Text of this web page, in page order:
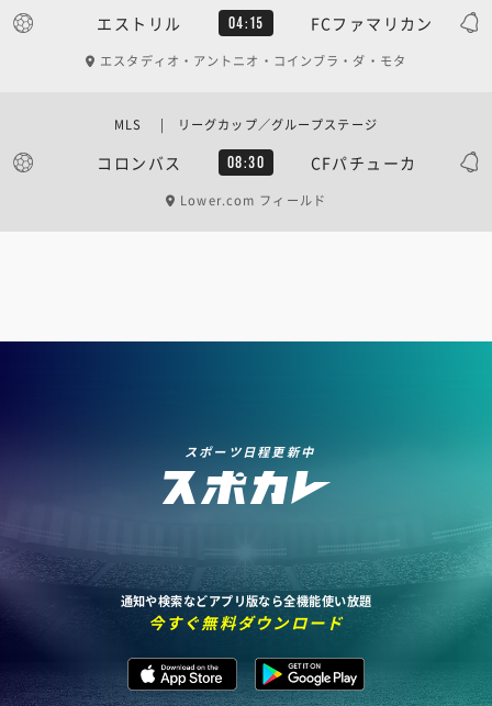
エストリル 04:15 FCファマリカン
エスタディオ・アントニオ・コインブラ・ダ・モタ
コロンバス 08:30 CFパチューカ
MLS | リーグカップ／グループステージ
Lower.com フィールド
スポーツ日程更新中
通知や検索などアプリ版なら全機能使い放題
今すぐ無料ダウンロード